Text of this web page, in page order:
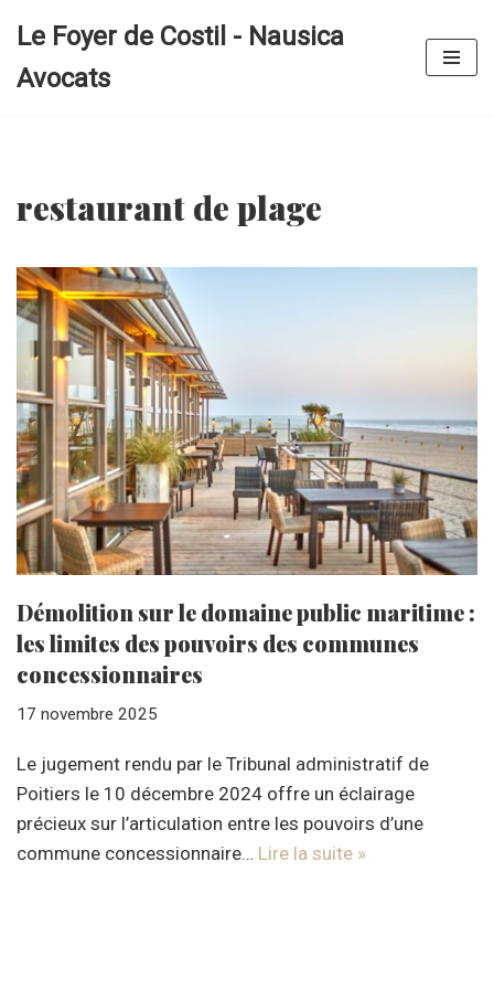
au
Le Foyer de Costil - Nausica
Avocats
restaurant de plage
Démolition sur le domaine public maritime :
les limites des pouvoirs des communes
concessionnaires
17 novembre 2025
Le jugement rendu par le Tribunal administratif de
Poitiers le 10 décembre 2024 offre un éclairage
précieux sur l’articulation entre les pouvoirs d’une
commune concessionnaire… Lire la suite »